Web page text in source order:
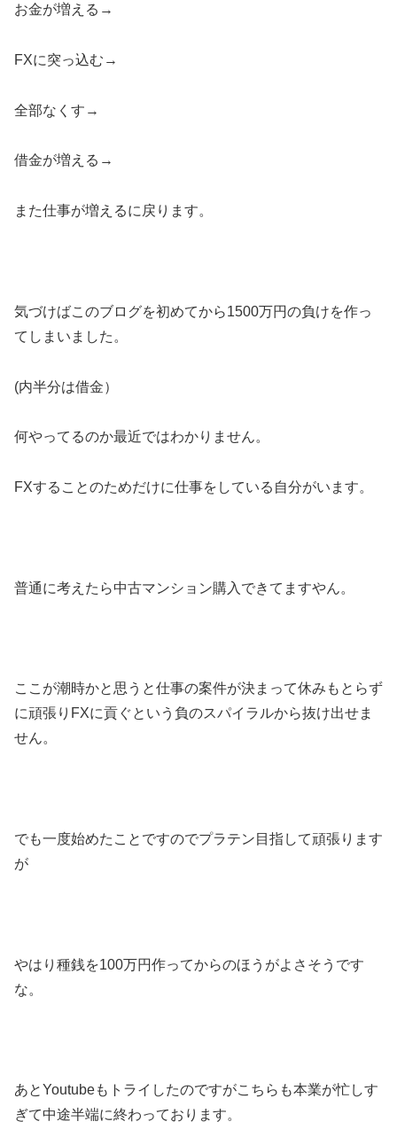
お金が増える→
FXに突っ込む→
全部なくす→
借金が増える→
また仕事が増えるに戻ります。
気づけばこのブログを初めてから1500万円の負けを作っ
てしまいました。
(内半分は借金）
何やってるのか最近ではわかりません。
FXすることのためだけに仕事をしている自分がいます。
普通に考えたら中古マンション購入できてますやん。
ここが潮時かと思うと仕事の案件が決まって休みもとらず
に頑張りFXに貢ぐという負のスパイラルから抜け出せま
せん。
でも一度始めたことですのでプラテン目指して頑張ります
が
やはり種銭を100万円作ってからのほうがよさそうです
な。
あとYoutubeもトライしたのですがこちらも本業が忙しす
ぎて中途半端に終わっております。